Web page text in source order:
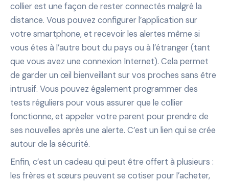
collier est une façon de rester connectés malgré la
distance. Vous pouvez configurer l’application sur
votre smartphone, et recevoir les alertes même si
vous êtes à l’autre bout du pays ou à l’étranger (tant
que vous avez une connexion Internet). Cela permet
de garder un œil bienveillant sur vos proches sans être
intrusif. Vous pouvez également programmer des
tests réguliers pour vous assurer que le collier
fonctionne, et appeler votre parent pour prendre de
ses nouvelles après une alerte. C’est un lien qui se crée
autour de la sécurité.
Enfin, c’est un cadeau qui peut être offert à plusieurs :
les frères et sœurs peuvent se cotiser pour l’acheter,